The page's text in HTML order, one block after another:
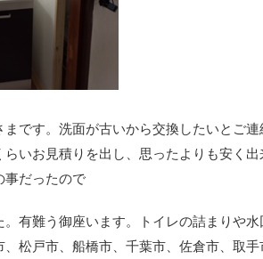
です。洗面が古いから交換したいとご
いお見積りを出し、思ったよりも安く
事だったので
有難う御座います。トイレの詰まりや
、松戸市、船橋市、千葉市、佐倉市、取